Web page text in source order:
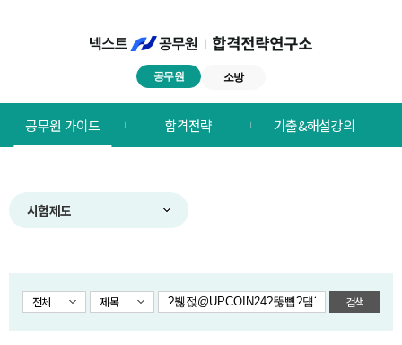
공무원 소방
합격전략연구소
메뉴
공무원 가이드 합격전략 기출&해설강의
시험제도
전체 제목 검색